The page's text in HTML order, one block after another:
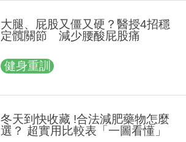
大腿、屁股又僵又硬？醫授4招穩
定髖關節 減少腰酸屁股痛
健身重訓
冬天到快收藏 !合法減肥藥物怎麼
選？ 超實用比較表「一圖看懂」